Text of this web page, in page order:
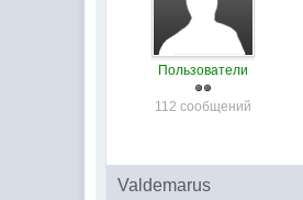
Пользователи
112 сообщений
Valdemarus